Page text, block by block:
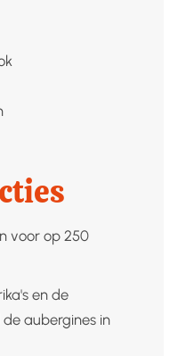
voor op 250
en de
aubergines in